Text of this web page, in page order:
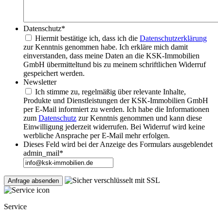
Datenschutz*
Hiermit bestätige ich, dass ich die Datenschutzerklärung
zur Kenntnis genommen habe. Ich erkläre mich damit
einverstanden, dass meine Daten an die KSK-Immobilien
GmbH übermitteltund bis zu meinem schriftlichen Widerruf
gespeichert werden.
Newsletter
Ich stimme zu, regelmäßig über relevante Inhalte,
Produkte und Dienstleistungen der KSK-Immobilien GmbH
per E-Mail informiert zu werden. Ich habe die Informationen
zum Datenschutz zur Kenntnis genommen und kann diese
Einwilligung jederzeit widerrufen. Bei Widerruf wird keine
werbliche Ansprache per E-Mail mehr erfolgen.
Dieses Feld wird bei der Anzeige des Formulars ausgeblendet
admin_mail*
Service